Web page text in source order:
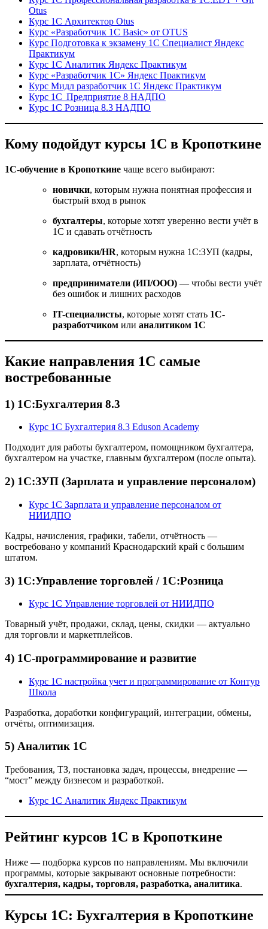
Otus
Курс 1С Архитектор Otus
Курс «Разработчик 1С Basic» от OTUS
Курс Подготовка к экзамену 1С Специалист Яндекс
Практикум
Курс 1С Аналитик Яндекс Практикум
Курс «Разработчик 1С» Яндекс Практикум
Курс Мидл разработчик 1С Яндекс Практикум
Курс 1С Предприятие 8 НАДПО
Курс 1С Розница 8.3 НАДПО
Кому подойдут курсы 1С в Кропоткине
1С-обучение в Кропоткине чаще всего выбирают:
новички, которым нужна понятная профессия и
быстрый вход в рынок
бухгалтеры, которые хотят уверенно вести учёт в
1С и сдавать отчётность
кадровики/HR, которым нужна 1С:ЗУП (кадры,
зарплата, отчётность)
предприниматели (ИП/ООО) — чтобы вести учёт
без ошибок и лишних расходов
IT-специалисты, которые хотят стать 1С-
разработчиком или аналитиком 1С
Какие направления 1С самые
востребованные
1) 1С:Бухгалтерия 8.3
Курс 1С Бухгалтерия 8.3 Eduson Academy
Подходит для работы бухгалтером, помощником бухгалтера,
бухгалтером на участке, главным бухгалтером (после опыта).
2) 1С:ЗУП (Зарплата и управление персоналом)
Курс 1С Зарплата и управление персоналом от
НИИДПО
Кадры, начисления, графики, табели, отчётность —
востребовано у компаний Краснодарский край с большим
штатом.
3) 1С:Управление торговлей / 1С:Розница
Курс 1С Управление торговлей от НИИДПО
Товарный учёт, продажи, склад, цены, скидки — актуально
для торговли и маркетплейсов.
4) 1С-программирование и развитие
Курс 1С настройка учет и программирование от Контур
Школа
Разработка, доработки конфигураций, интеграции, обмены,
отчёты, оптимизация.
5) Аналитик 1С
Требования, ТЗ, постановка задач, процессы, внедрение —
“мост” между бизнесом и разработкой.
Курс 1С Аналитик Яндекс Практикум
Рейтинг курсов 1С в Кропоткине
Ниже — подборка курсов по направлениям. Мы включили
программы, которые закрывают основные потребности:
бухгалтерия, кадры, торговля, разработка, аналитика.
Курсы 1С: Бухгалтерия в Кропоткине